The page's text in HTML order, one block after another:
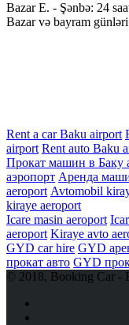
Bazar E. - Şənbə: 24
Bazar və bayram
Rent a car Baku airport
airport Rent auto Baku
Прокат машин в Баку
аэропорт Аренда
aeroport Avtomobil
kiraye aeroport
Icare masin aeroport
aeroport Kiraye avto
GYD car hire GYD
прокат авто GYD
© 2018, Booking Car -